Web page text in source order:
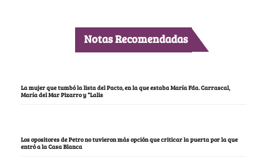
Notas Recomendadas
La mujer que tumbó la lista del Pacto, en la que estaba María Fda. Carrascal,
María del Mar Pizarro y “Lalis
Los opositores de Petro no tuvieron más opción que criticar la puerta por la que
entró a la Casa Blanca